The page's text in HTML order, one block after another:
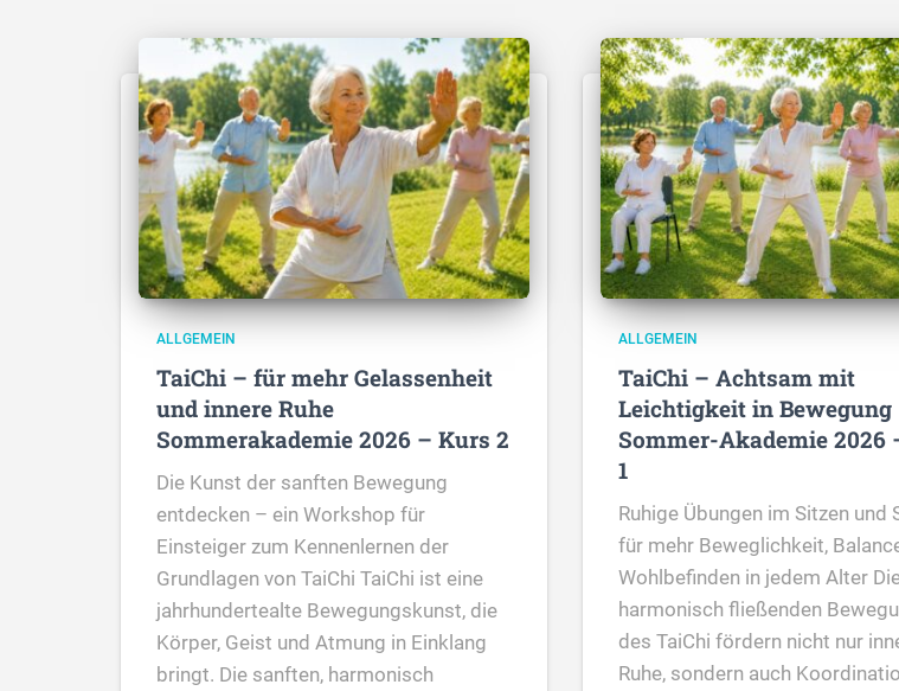
ALLGEMEIN
TaiChi – für mehr Gelassenheit
und innere Ruhe
Sommerakademie 2026 – Kurs 2
Die Kunst der sanften Bewegung
entdecken – ein Workshop für
Einsteiger zum Kennenlernen der
Grundlagen von TaiChi TaiChi ist eine
jahrhundertealte Bewegungskunst, die
Körper, Geist und Atmung in Einklang
bringt. Die sanften, harmonisch
ALLGEMEIN
TaiChi – Achtsam mit
Leichtigkeit in Bewegung
Sommer-Akademie 2026
1
Ruhige Übungen im Sitzen und
für mehr Beweglichkeit,
Wohlbefinden in jedem Alter
harmonisch fließenden
des TaiChi fördern nicht nur
Ruhe, sondern auch